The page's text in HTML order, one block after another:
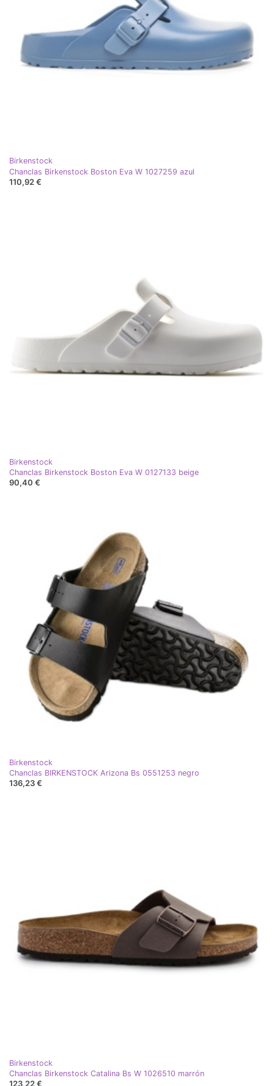
Birkenstock
Chanclas Birkenstock Boston Eva W 1027259 azul
110,92 €
Birkenstock
Chanclas Birkenstock Boston Eva W 0127133 beige
90,40 €
Birkenstock
Chanclas BIRKENSTOCK Arizona Bs 0551253 negro
136,23 €
Birkenstock
Chanclas Birkenstock Catalina Bs W 1026510 marrón
123,22 €